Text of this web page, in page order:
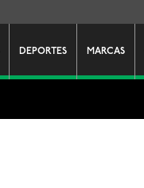
DEPORTES MARCAS